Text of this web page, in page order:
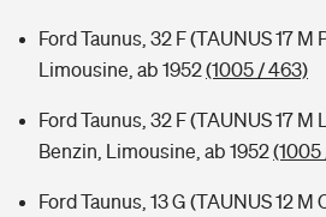
Ford Taunus, 32 F (TAUNUS 17 M
Limousine, ab 1952(1005 / 463)
Ford Taunus, 32 F (TAUNUS 17 M
Benzin, Limousine, ab 1952
Ford Taunus, 13 G (TAUNUS 12 M